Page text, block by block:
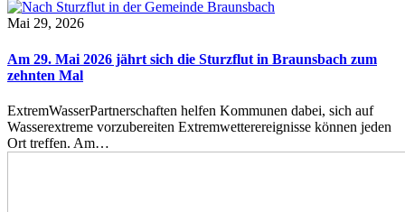
Mai 29, 2026
Am 29. Mai 2026 jährt sich die Sturzflut in Braunsbach zum
zehnten Mal
ExtremWasserPartnerschaften helfen Kommunen dabei, sich auf
Wasserextreme vorzubereiten Extremwetterereignisse können jeden
Ort treffen. Am…